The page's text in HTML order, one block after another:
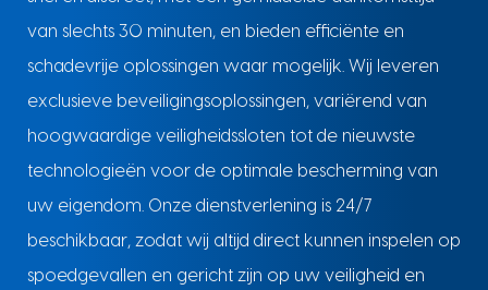
van slechts 30 minuten, en bieden efficiënte en
schadevrije oplossingen waar mogelijk. Wij leveren
exclusieve beveiligingsoplossingen, variërend van
hoogwaardige veiligheidssloten tot de nieuwste
technologieën voor de optimale bescherming van
uw eigendom. Onze dienstverlening is 24/7
beschikbaar, zodat wij altijd direct kunnen inspelen op
spoedgevallen en gericht zijn op uw veiligheid en